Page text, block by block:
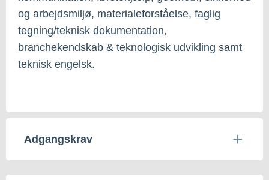
og arbejdsmiljø, materialeforståelse, faglig
tegning/teknisk dokumentation,
branchekendskab & teknologisk udvikling samt
teknisk engelsk.
Adgangskrav